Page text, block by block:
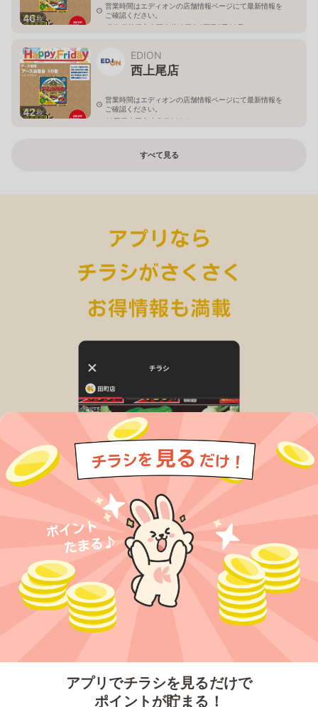
アプリでチラシを見るだけで
ポイントが貯まる！
46枚
営業時間はエディオンの店舗情報ページにて最新情報を
ご確認ください。
北海道札幌市東区東苗穂三条2丁目5番20号
42枚
EDION
西上尾店
営業時間はエディオンの店舗情報ページにて最新情報を
ご確認ください。
埼玉県上尾市小敷谷809-1
すべて見る